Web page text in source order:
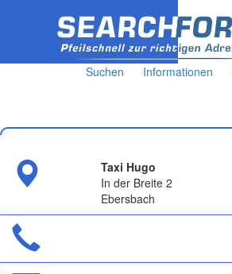
Suchen Informationen
Taxi Hugo
In der Breite 2
Ebersbach